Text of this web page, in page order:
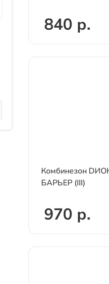
840 р.
Комбинезон
БАРЬЕР (III)
970 р.